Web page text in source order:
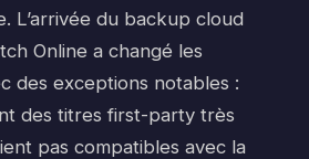
L’arrivée du backup cloud
Online a changé les
des exceptions notables :
des titres first-party très
pas compatibles avec la